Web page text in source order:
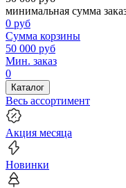
минимальная сумма
0 руб
Сумма корзины
50 000 руб
Мин. заказ
0
Каталог
Весь ассортимент
Акция месяца
Новинки